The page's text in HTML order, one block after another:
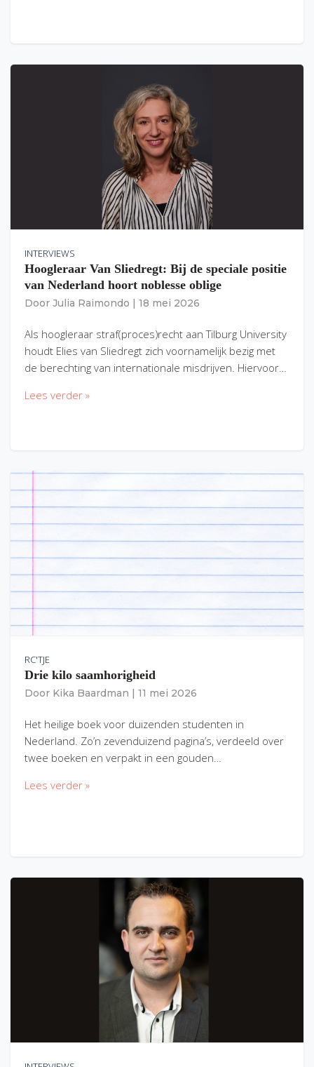
INTERVIEWS
Hoogleraar Van Sliedregt: Bij de speciale positie
van Nederland hoort noblesse oblige
Door Julia Raimondo 18 mei 2026
Als hoogleraar straf(proces)recht aan Tilburg University
houdt Elies van Sliedregt zich voornamelijk bezig met
de berechting van internationale misdrijven. Hiervoor…
Lees verder »
RC'TJE
Drie kilo saamhorigheid
Door Kika Baardman 11 mei 2026
Het heilige boek voor duizenden studenten in
Nederland. Zo’n zevenduizend pagina’s, verdeeld over
twee boeken en verpakt in een gouden…
Lees verder »